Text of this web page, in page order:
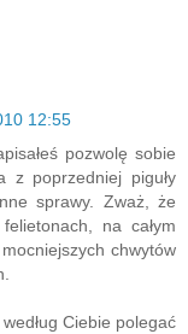
12:55
pozwolę sobie
poprzedniej piguły
sprawy. Zważ, że
na całym
chwytów
Ciebie polegać